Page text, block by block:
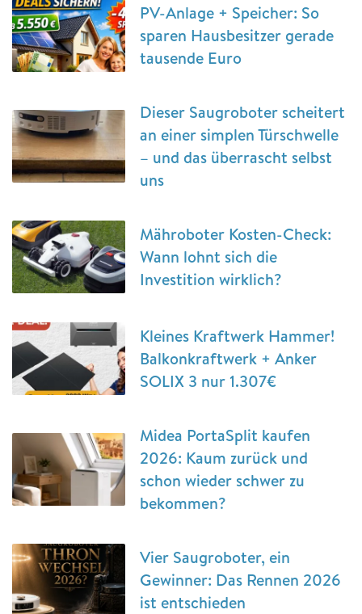
PV-Anlage + Speicher: So
sparen Hausbesitzer gerade
tausende Euro
Dieser Saugroboter scheitert
an einer simplen Türschwelle
– und das überrascht selbst
uns
Mähroboter Kosten-Check:
Wann lohnt sich die
Investition wirklich?
Kleines Kraftwerk Hammer!
Balkonkraftwerk + Anker
SOLIX 3 nur 1.307€
Midea PortaSplit kaufen
2026: Kaum zurück und
schon wieder schwer zu
bekommen?
Vier Saugroboter, ein
Gewinner: Das Rennen 2026
ist entschieden